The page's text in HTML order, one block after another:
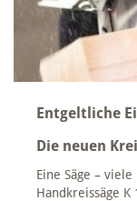
Entgeltliche
Die neuen
Eine Säge –
Handkreissäge